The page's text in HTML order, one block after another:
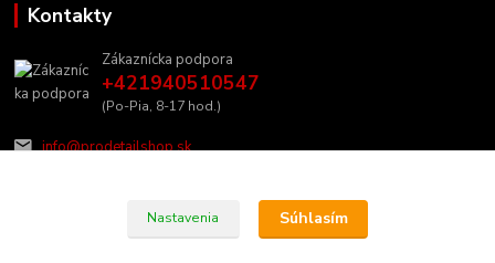
Kontakty
Zákaznícka podpora
+421940510547
(Po-Pia, 8-17 hod.)
info@prodetailshop.sk
Nastavenia Súhlasím